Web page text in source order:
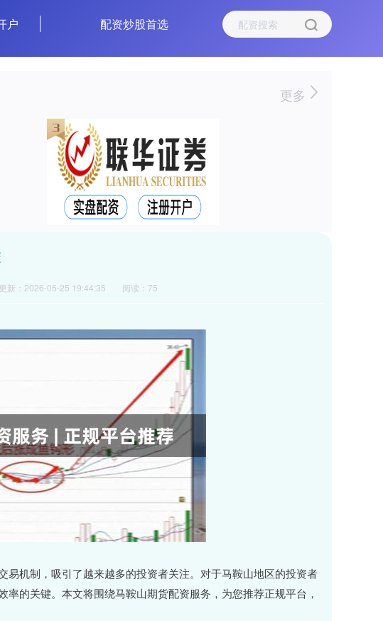
户 配资炒股首选
更多
更新：2026-05-25 19:44:35 阅读：75
机制，吸引了越来越多的投资者关注。对于马鞍山地区的投资者
的关键。本文将围绕马鞍山期货配资服务，为您推荐正规平台，